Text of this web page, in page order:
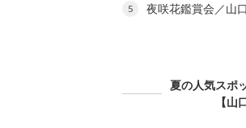
5
夜咲花鑑賞会／山
夏の人気スポ
【山